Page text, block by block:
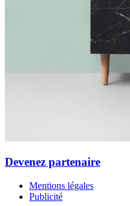
Devenez partenaire
Mentions légales
Publicité